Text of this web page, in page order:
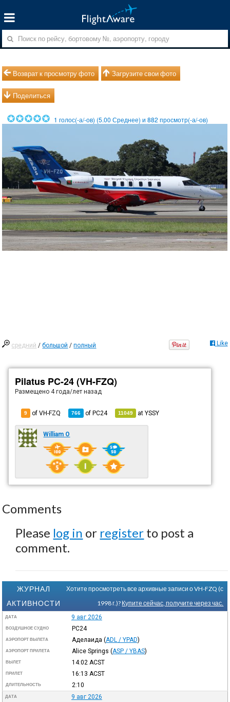
Возврат к просмотру фото Загрузите свои фото
Поделиться
1 голос(-а/-ов) (5.00 Среднее) и882 просмотр(-а/-ов)
средний /большой /полный Like
Pilatus PC-24 (VH-FZQ)
Размещено 4 года/лет назад
9 of VH-FZQ 766 ofPC24 11049 atYSSY
William O
Comments
Please log in or register to post a
comment.
ЖУРНАЛ
АКТИВНОСТИ
Хотите просмотреть все архивные записи о VH-FZQ (с
1998 г.)? Купите сейчас, получите через час.
ДАТА 9 авг 2026
ВОЗДУШНОЕ СУДНО PC24
АЭРОПОРТ ВЫЛЕТА Аделаида (ADL / YPAD)
АЭРОПОРТ ПРИЛЕТА Alice Springs (ASP / YBAS)
ВЫЛЕТ 14:02 ACST
ПРИЛЕТ 16:13 ACST
ДЛИТЕЛЬНОСТЬ 2:10
ДАТА 9 авг 2026